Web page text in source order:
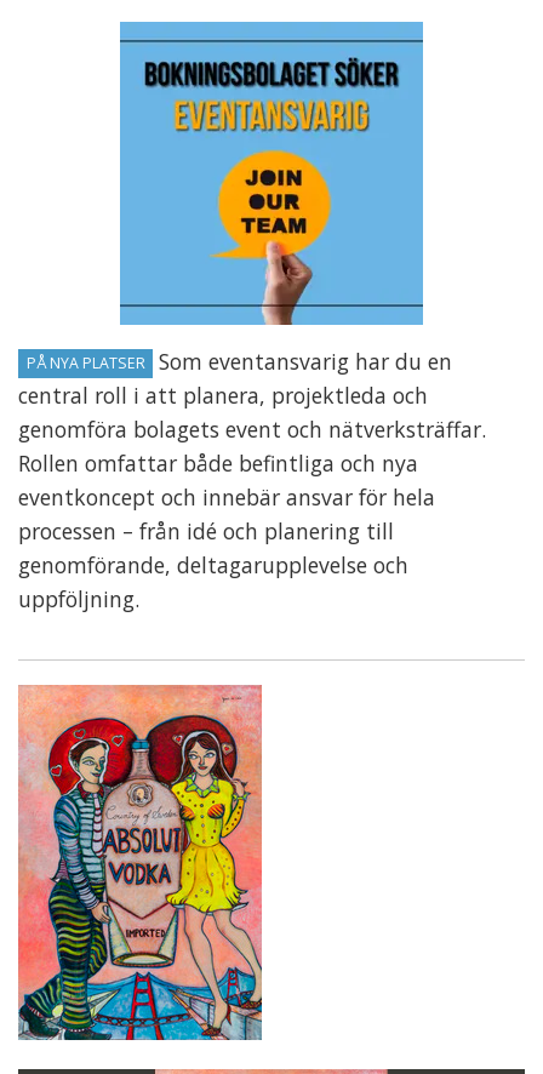
PÅ NYA PLATSER
Som eventansvarig har du en
central roll i att planera, projektleda och
genomföra bolagets event och nätverksträffar.
Rollen omfattar både befintliga och nya
eventkoncept och innebär ansvar för hela
processen – från idé och planering till
genomförande, deltagarupplevelse och
uppföljning.